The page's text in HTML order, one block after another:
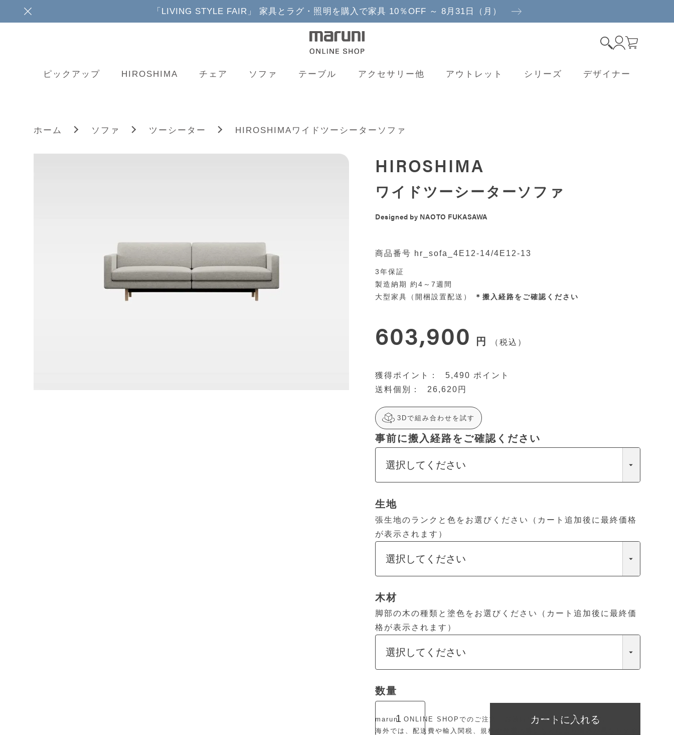
「LIVING STYLE FAIR」 家具とラグ・照明を購入で家具 10％OFF ～ 8月31日（月）
ピックアップ HIROSHIMA チェア ソファ テーブル アクセサリー他 アウトレット シリーズ デザイナー
ホーム ソファ ツーシーター HIROSHIMAワイドツーシーターソファ
HIROSHIMA
ワイドツーシーターソファ
Designed by NAOTO FUKASAWA
商品番号 hr_sofa_4E12-14/4E12-13
3年保証
製造納期 約4～7週間
大型家具（開梱設置配送）
＊搬入経路をご確認ください
603,900 税込
5,490
26,620
3Dで組み合わせを試す
事前に搬入経路をご確認ください
生地
張生地のランクと色をお選びください（カート追加後に最終価格
が表示されます）
木材
脚部の木の種類と塗色をお選びください（カート追加後に最終価
格が表示されます）
カートに入れる
maruni ONLINE SHOPでのご注文・お届けは日本国内に限ります。
海外では、配送費や輸入関税、規格や仕様の違いなどにより価格が異なります